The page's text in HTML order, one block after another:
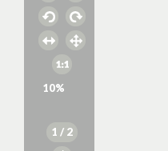
10%
1 / 2